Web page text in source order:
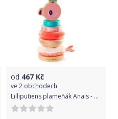
od 467 Kč
ve 2 obchodech
Lilliputiens plameňák Anais - stohovací pyramida